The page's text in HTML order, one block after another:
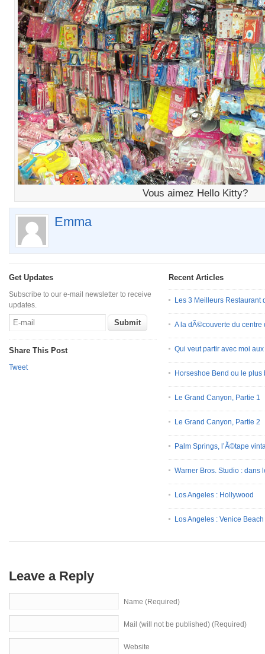
Vous aimez Hello Kitty?
Emma
Get Updates
Subscribe to our e-mail newsletter to receive
updates.
Share This Post
Tweet
Recent Articles
Les 3 Meilleurs Restaurant
A la dÃ©couverte du centre
Qui veut partir avec moi
Horseshoe Bend ou le plus
Le Grand Canyon, Partie 1
Le Grand Canyon, Partie 2
Palm Springs, l’Ã©tape
Warner Bros. Studio : dans
Los Angeles : Hollywood
Los Angeles : Venice
Leave a Reply
Name (Required)
Mail (will not be published) (Required)
Website